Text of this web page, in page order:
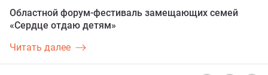
Областной форум-фестиваль замещающих семей
«Сердце отдаю детям»
Читать далее